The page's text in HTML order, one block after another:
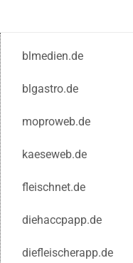
blmedien.de
blgastro.de
moproweb.de
kaeseweb.de
fleischnet.de
diehaccpapp.de
diefleischerapp.de